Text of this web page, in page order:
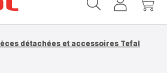
MonMon
détachées et accessoires Tefal